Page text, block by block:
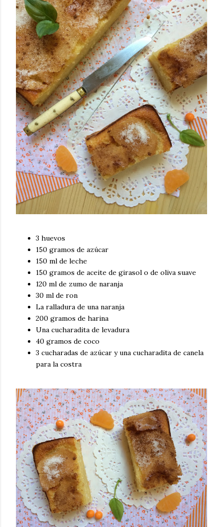
3 huevos
150 gramos de azúcar
150 ml de leche
150 gramos de aceite de girasol o de oliva suave
120 ml de zumo de naranja
30 ml de ron
La ralladura de una naranja
200 gramos de harina
Una cucharadita de levadura
40 gramos de coco
3 cucharadas de azúcar y una cucharadita de canela
para la costra